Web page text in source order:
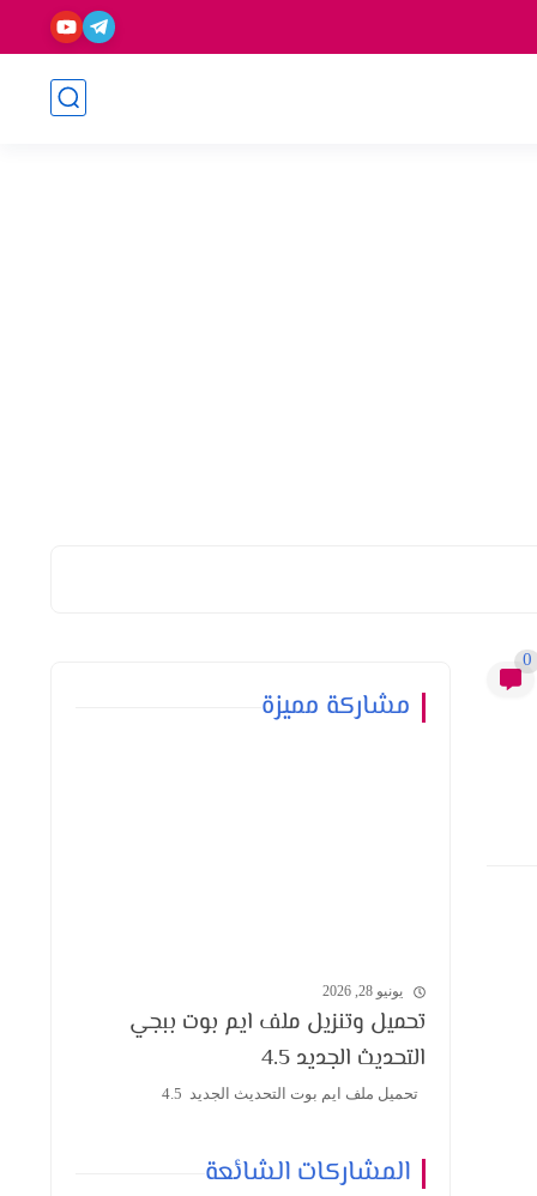
0
مشاركة مميزة
يونيو 28, 2026
تحميل وتنزيل ملف ايم بوت ببجي
التحديث الجديد 4.5
تحميل ملف ايم بوت التحديث الجديد 4.5
المشاركات الشائعة